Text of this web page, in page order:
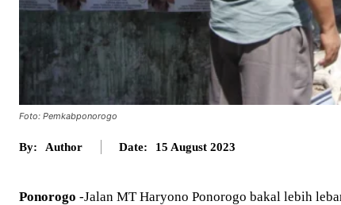
Foto: Pemkabponorogo
By: Author Date: 15 August 2023
Ponorogo -Jalan MT Haryono Ponorogo bakal lebih